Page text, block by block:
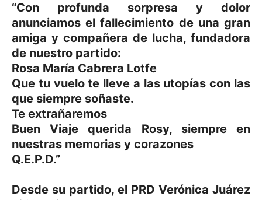
“Con profunda sorpresa y dolor
anunciamos el fallecimiento de una gran
amiga y compañera de lucha, fundadora
de nuestro partido:
Rosa María Cabrera Lotfe
Que tu vuelo te lleve a las utopías con las
que siempre soñaste.
Te extrañaremos
Buen Viaje querida Rosy, siempre en
nuestras memorias y corazones
Q.E.P.D.”
Desde su partido, el PRD Verónica Juárez